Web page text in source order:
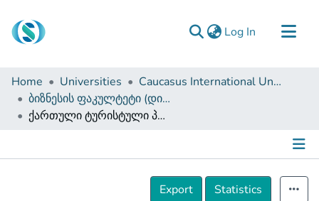
Log In (current)
Communities & Collections
Browse
Documentation
Home Universities
Caucasus International University
ბიზნესის ფაკულტეტი (დისერტაციები, სამაგისტრო ნაშრომები)
ქართული ტურისტული პოტენციალის საერთაშორისო ბაზარზე პოპულარიზაციის სტრატეგიები
Details
Export
Statistics